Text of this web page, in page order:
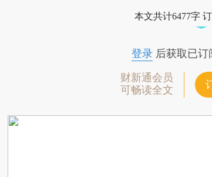
本文共计6477字
登录后获取已订
财新通会员
可畅读全文